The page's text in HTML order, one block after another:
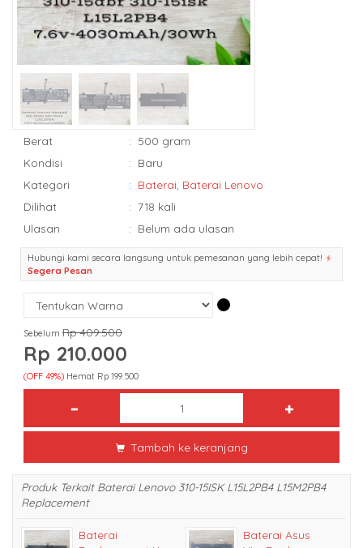
Berat : 500 gram
Kondisi
: Baru
Kategori
: Baterai, Baterai Lenovo
Dilihat
: 718 kali
Ulasan
: Belum ada ulasan
Hubungi kami secara langsung untuk pemesanan yang lebih cepat!
Segera Pesan
Sebelum Rp 409.500
Rp 210.000
(OFF 49%) Hemat Rp 199.500
Tambah ke keranjang
Produk Terkait Baterai Lenovo 310-15ISK L15L2PB4 L15M2PB4
Replacement
Baterai
Baterai Asus